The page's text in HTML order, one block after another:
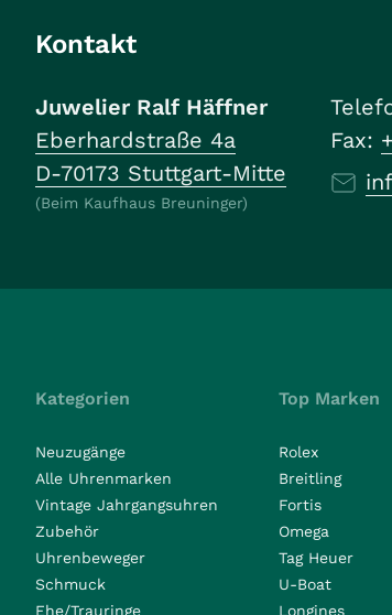
Kontakt
Juwelier Ralf Häffner
Eberhardstraße 4a
D-70173 Stuttgart-Mitte
(Beim Kaufhaus Breuninger)
Fax:
Kategorien
Neuzugänge
Alle Uhrenmarken
Vintage Jahrgangsuhren
Zubehör
Uhrenbeweger
Schmuck
Ehe/Trauringe
Top Marken
Rolex
Breitling
Fortis
Omega
Tag Heuer
U-Boat
Longines